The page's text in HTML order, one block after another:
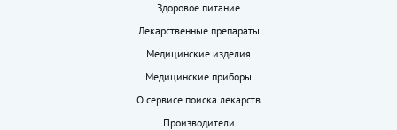
Здоровое питание
Лекарственные препараты
Медицинские изделия
Медицинские приборы
О сервисе поиска лекарств
Производители